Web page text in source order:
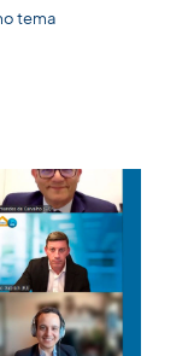
tema